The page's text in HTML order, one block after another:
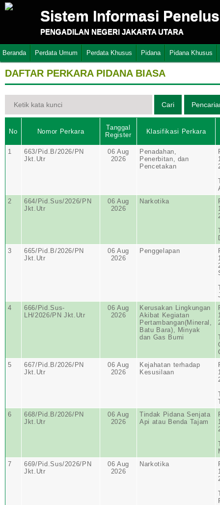
Sistem Informasi
PENGADILAN NEGERI JAKARTA UTARA
Beranda Perdata Umum Perdata Khusus Pidana Pidana Khusus
DAFTAR PERKARA PIDANA BIASA
No Nomor Perkara
Tanggal
Register
Klasifikasi Perkara
1
663/Pid.B/2026/PN
Jkt.Utr
06 Aug
2026
Penadahan,
Penerbitan, dan
Pencetakan
2
664/Pid.Sus/2026/PN
Jkt.Utr
06 Aug
2026
Narkotika
3
665/Pid.B/2026/PN
Jkt.Utr
06 Aug
2026
Penggelapan
4
666/Pid.Sus-
LH/2026/PN Jkt.Utr
06 Aug
2026
Kerusakan Lingkungan
Akibat Kegiatan
Pertambangan(Mineral,
Batu Bara), Minyak
dan Gas Bumi
5
667/Pid.B/2026/PN
Jkt.Utr
06 Aug
2026
Kejahatan terhadap
Kesusilaan
6
668/Pid.B/2026/PN
Jkt.Utr
06 Aug
2026
Tindak Pidana Senjata
Api atau Benda Tajam
7
669/Pid.Sus/2026/PN
Jkt.Utr
06 Aug
2026
Narkotika